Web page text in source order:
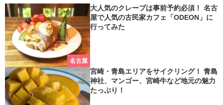
名古屋
大人気のクレープは事前予約必須！ 名古
屋で人気の古民家カフェ「ODEON」に
行ってみた
宮崎・青島エリアをサイクリング！ 青島
神社、マンゴー、宮崎牛など地元の魅力
たっぷり！